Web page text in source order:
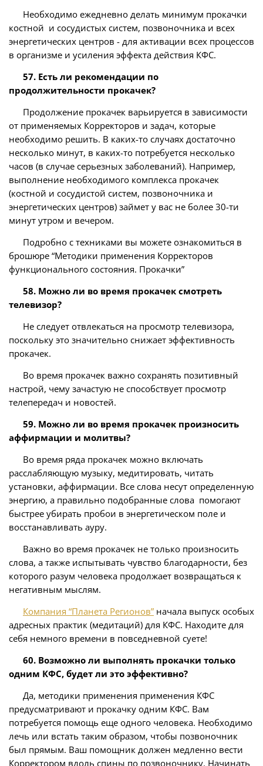
Необходимо ежедневно делать минимум прокачки
костной и сосудистых систем, позвоночника и всех
энергетических центров - для активации всех процессов
в организме и усиления эффекта действия КФС.
57. Есть ли рекомендации по
продолжительности прокачек?
Продолжение прокачек варьируется в зависимости
от применяемых Корректоров и задач, которые
необходимо решить. В каких-то случаях достаточно
несколько минут, в каких-то потребуется несколько
часов (в случае серьезных заболеваний). Например,
выполнение необходимого комплекса прокачек
(костной и сосудистой систем, позвоночника и
энергетических центров) займет у вас не более 30-ти
минут утром и вечером.
Подробно с техниками вы можете ознакомиться в
брошюре “Методики применения Корректоров
функционального состояния. Прокачки”
58. Можно ли во время прокачек смотреть
телевизор?
Не следует отвлекаться на просмотр телевизора,
поскольку это значительно снижает эффективность
прокачек.
Во время прокачек важно сохранять позитивный
настрой, чему зачастую не способствует просмотр
телепередач и новостей.
59. Можно ли во время прокачек произносить
аффирмации и молитвы?
Во время ряда прокачек можно включать
расслабляющую музыку, медитировать, читать
установки, аффирмации. Все слова несут определенную
энергию, а правильно подобранные слова помогают
быстрее убирать пробои в энергетическом поле и
восстанавливать ауру.
Важно во время прокачек не только произносить
слова, а также испытывать чувство благодарности, без
которого разум человека продолжает возвращаться к
негативным мыслям.
Компания “Планета Регионов” начала выпуск особых
адресных практик (медитаций) для КФС. Находите для
себя немного времени в повседневной суете!
60. Возможно ли выполнять прокачки только
одним КФС, будет ли это эффективно?
Да, методики применения применения КФС
предусматривают и прокачку одним КФС. Вам
потребуется помощь еще одного человека. Необходимо
лечь или встать таким образом, чтобы позвоночник
был прямым. Ваш помощник должен медленно вести